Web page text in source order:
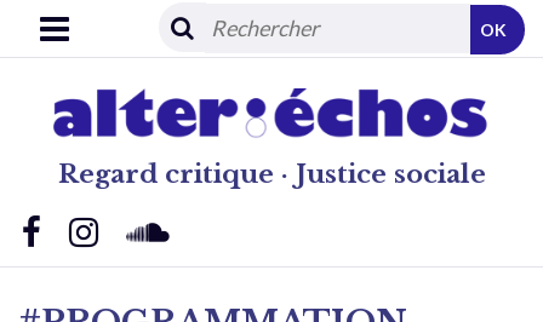
Regard critique · Justice sociale
OK